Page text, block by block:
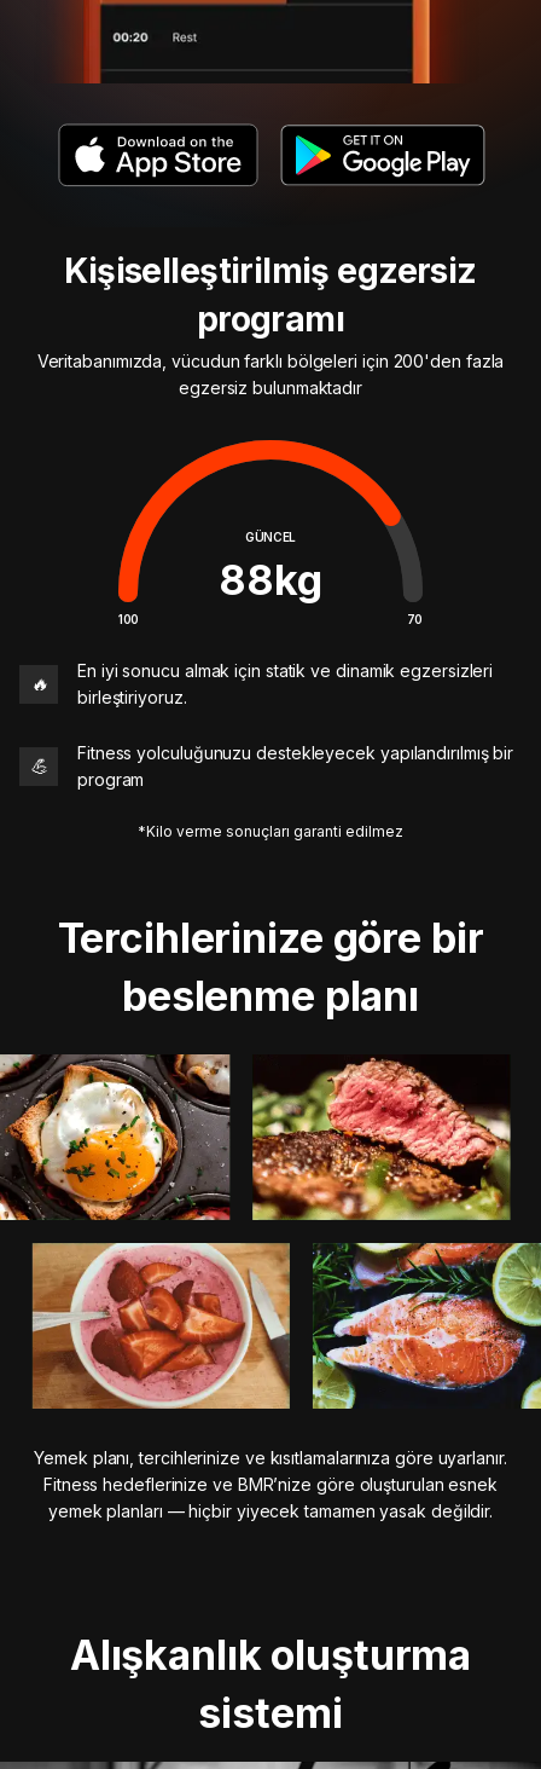
Kişiselleştirilmiş egzersiz
programı
Veritabanımızda, vücudun farklı bölgeleri için 200'den fazla
egzersiz bulunmaktadır
GÜNCEL
88kg
100 70
🔥
En iyi sonucu almak için statik ve dinamik egzersizleri
birleştiriyoruz.
💪
Fitness yolculuğunuzu destekleyecek yapılandırılmış bir
program
*Kilo verme sonuçları garanti edilmez
Tercihlerinize göre bir
beslenme planı
Yemek planı, tercihlerinize ve kısıtlamalarınıza göre uyarlanır.
Fitness hedeflerinize ve BMR’nize göre oluşturulan esnek
yemek planları — hiçbir yiyecek tamamen yasak değildir.
Alışkanlık oluşturma
sistemi